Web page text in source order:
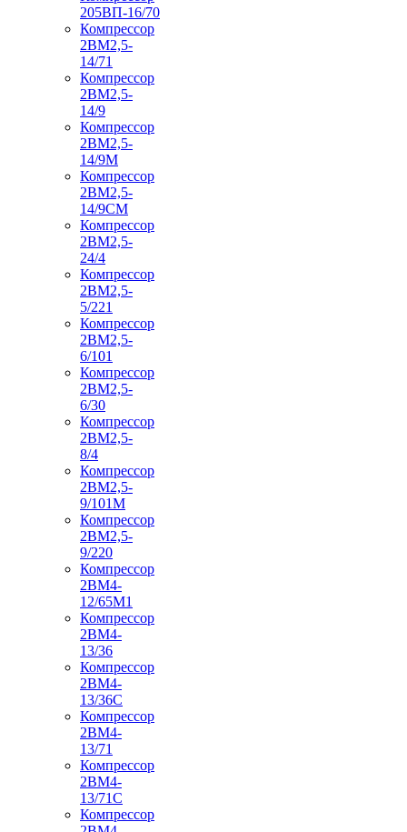
205ВП-16/70
Компрессор
2ВМ2,5-
14/71
Компрессор
2ВМ2,5-
14/9
Компрессор
2ВМ2,5-
14/9М
Компрессор
2ВМ2,5-
14/9СМ
Компрессор
2ВМ2,5-
24/4
Компрессор
2ВМ2,5-
5/221
Компрессор
2ВМ2,5-
6/101
Компрессор
2ВМ2,5-
6/30
Компрессор
2ВМ2,5-
8/4
Компрессор
2ВМ2,5-
9/101М
Компрессор
2ВМ2,5-
9/220
Компрессор
2ВМ4-
12/65М1
Компрессор
2ВМ4-
13/36
Компрессор
2ВМ4-
13/36С
Компрессор
2ВМ4-
13/71
Компрессор
2ВМ4-
13/71С
Компрессор